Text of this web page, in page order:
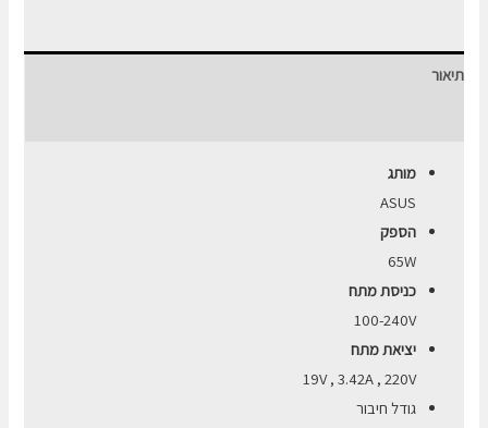
נייד
תיאור
מותג
ASUS
הספק
65W
כניסת מתח
100-240V
יציאת מתח
19V , 3.42A , 220V
גודל חיבור